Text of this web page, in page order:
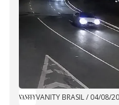
VANITY BRASIL/ 04/08/